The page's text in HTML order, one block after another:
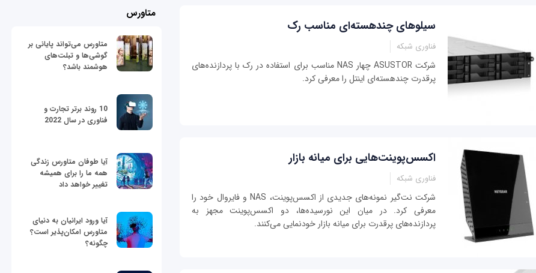
سیلوهای چندهسته‌ای مناسب رک
فناوری شبکه
شرکت ASUSTOR چهار NAS مناسب برای استفاده در رک‌ با پردازنده‌های
پرقدرت چندهسته‌ای اینتل را معرفی کرد.
اكسس‌پوینت‌هایی برای میانه بازار
فناوری شبکه
شركت نت‌گیر نمونه‌های جدیدی از اكسس‌پوینت، NAS و فایروال خود را
معرفی كرد. در میان این نورسیده‌ها، دو اكسس‌پوینت مجهز به
پردازنده‌های پرقدرت برای میانه بازار خودنمایی می‌كنند.
متاورس
متاورس می‌تواند پایانی بر
گوشی‌ها و تبلت‌های
هوشمند باشد؟
10 روند برتر تجارت و
فناوری در سال 2022
آیا طوفان متاورس زندگی
همه ما را برای همیشه
تغییر خواهد داد
آیا ورود ایرانیان به دنیای
متاورس امکان‌پذیر است؟
چگونه؟